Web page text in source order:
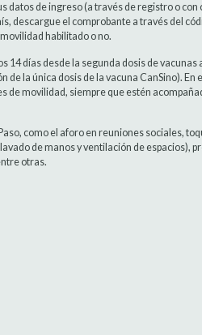
datos de ingreso (a través de registro o con
descargue el comprobante a través del
habilitado o no.
14 días desde la segunda dosis de
la única dosis de la vacuna CanSino). En
movilidad, siempre que estén
como el aforo en reuniones sociales,
de manos y ventilación de espacios),
otras.